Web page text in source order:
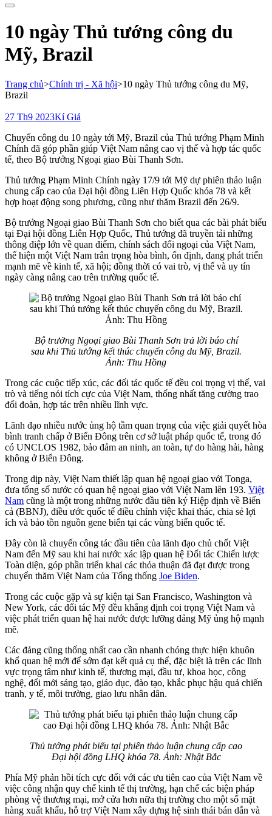
cho:
10 ngày Thủ tướng công du
Mỹ, Brazil
Trang chủ>Chính trị - Xã hội>10 ngày Thủ tướng công du Mỹ,
Brazil
27 Th9 2023Kí Giả
Chuyến công du 10 ngày tới Mỹ, Brazil của Thủ tướng Phạm Minh
Chính đã góp phần giúp Việt Nam nâng cao vị thế và hợp tác quốc
tế, theo Bộ trưởng Ngoại giao Bùi Thanh Sơn.
Thủ tướng Phạm Minh Chính ngày 17/9 tới Mỹ dự phiên thảo luận
chung cấp cao của Đại hội đồng Liên Hợp Quốc khóa 78 và kết
hợp hoạt động song phương, cũng như thăm Brazil đến 26/9.
Bộ trưởng Ngoại giao Bùi Thanh Sơn cho biết qua các bài phát biểu
tại Đại hội đồng Liên Hợp Quốc, Thủ tướng đã truyền tải những
thông điệp lớn về quan điểm, chính sách đối ngoại của Việt Nam,
thể hiện một Việt Nam trân trọng hòa bình, ổn định, đang phát triển
mạnh mẽ về kinh tế, xã hội; đồng thời có vai trò, vị thế và uy tín
ngày càng nâng cao trên trường quốc tế.
Bộ trưởng Ngoại giao Bùi Thanh Sơn trả lời báo chí
sau khi Thủ tướng kết thúc chuyến công du Mỹ, Brazil.
Ảnh: Thu Hồng
Trong các cuộc tiếp xúc, các đối tác quốc tế đều coi trọng vị thế, vai
trò và tiếng nói tích cực của Việt Nam, thống nhất tăng cường trao
đổi đoàn, hợp tác trên nhiều lĩnh vực.
Lãnh đạo nhiều nước ủng hộ tầm quan trọng của việc giải quyết hòa
bình tranh chấp ở Biển Đông trên cơ sở luật pháp quốc tế, trong đó
có UNCLOS 1982, bảo đảm an ninh, an toàn, tự do hàng hải, hàng
không ở Biển Đông.
Trong dịp này, Việt Nam thiết lập quan hệ ngoại giao với Tonga,
đưa tổng số nước có quan hệ ngoại giao với Việt Nam lên 193. Việt
Nam cũng là một trong những nước đầu tiên ký Hiệp định về Biển
cả (BBNJ), điều ước quốc tế điều chỉnh việc khai thác, chia sẻ lợi
ích và bảo tồn nguồn gene biển tại các vùng biển quốc tế.
Đây còn là chuyến công tác đầu tiên của lãnh đạo chủ chốt Việt
Nam đến Mỹ sau khi hai nước xác lập quan hệ Đối tác Chiến lược
Toàn diện, góp phần triển khai các thỏa thuận đã đạt được trong
chuyến thăm Việt Nam của Tổng thống Joe Biden.
Trong các cuộc gặp và sự kiện tại San Francisco, Washington và
New York, các đối tác Mỹ đều khẳng định coi trọng Việt Nam và
việc phát triển quan hệ hai nước được lưỡng đảng Mỹ ủng hộ mạnh
mẽ.
Các đảng cũng thống nhất cao cần nhanh chóng thực hiện khuôn
khổ quan hệ mới để sớm đạt kết quả cụ thể, đặc biệt là trên các lĩnh
vực trọng tâm như kinh tế, thương mại, đầu tư, khoa học, công
nghệ, đổi mới sáng tạo, giáo dục, đào tạo, khắc phục hậu quả chiến
tranh, y tế, môi trường, giao lưu nhân dân.
Thủ tướng phát biểu tại phiên thảo luận chung cấp cao
Đại hội đồng LHQ khóa 78. Ảnh: Nhật Bắc
Phía Mỹ phản hồi tích cực đối với các ưu tiên cao của Việt Nam về
việc công nhận quy chế kinh tế thị trường, hạn chế các biện pháp
phòng vệ thương mại, mở cửa hơn nữa thị trường cho một số mặt
hàng xuất khẩu, hỗ trợ Việt Nam xây dựng hệ sinh thái bán dẫn và